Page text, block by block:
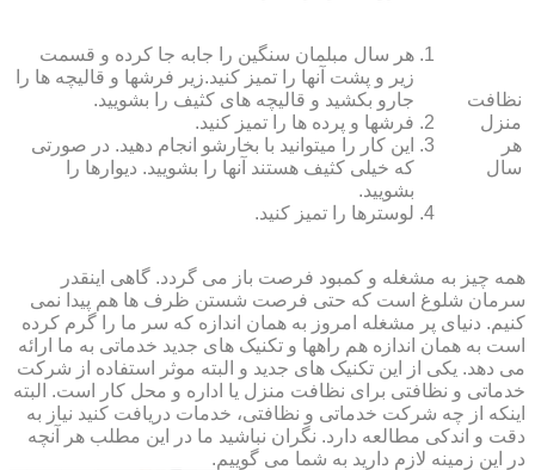
نظافت
منزل
هر
سال
هر سال مبلمان سنگین را جابه جا کرده و قسمت
زیر و پشت آنها را تمیز کنید.زیر فرش‏ها و قالیچه‏ ها را
جارو بکشید و قالیچه‏ های کثیف را بشویید.
فرش‏ها و پرده ‏ها را تمیز کنید.
این کار را می‏توانید با بخارشو انجام دهید. در صورتی
که خیلی کثیف هستند آنها را بشویید. دیوارها را
بشویید.
لوسترها را تمیز کنید.
همه چیز به مشغله و کمبود فرصت باز می گردد. گاهی اینقدر
سرمان شلوغ است که حتی فرصت شستن ظرف ها هم پیدا نمی
کنیم. دنیای پر مشغله امروز به همان اندازه که سر ما را گرم کرده
است به همان اندازه هم راهها و تکنیک های جدید خدماتی به ما ارائه
می دهد. یکی از این تکنیک های جدید و البته موثر استفاده از شرکت
خدماتی و نظافتی برای نظافت منزل یا اداره و محل کار است. البته
اینکه از چه شرکت خدماتی و نظافتی، خدمات دریافت کنید نیاز به
دقت و اندکی مطالعه دارد. نگران نباشید ما در این مطلب هر آنچه
در این زمینه لازم دارید به شما می گوییم.